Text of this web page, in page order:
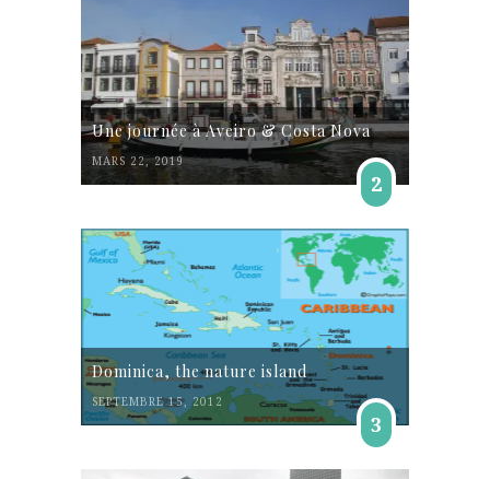
Une journée à Aveiro & Costa Nova
MARS 22, 2019
2
Dominica, the nature island
SEPTEMBRE 15, 2012
3